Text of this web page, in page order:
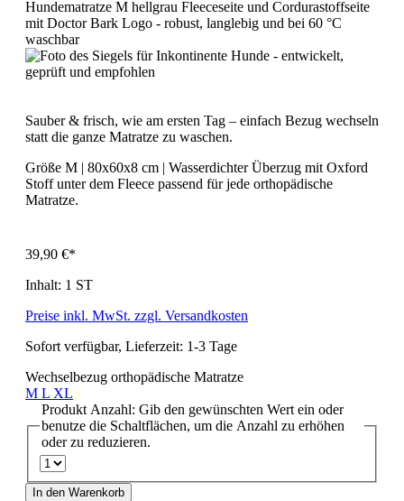
Sauber & frisch, wie am ersten Tag – einfach Bezug wechseln
statt die ganze Matratze zu waschen.
Größe M | 80x60x8 cm | Wasserdichter Überzug mit Oxford
Stoff unter dem Fleece passend für jede orthopädische
Matratze.
39,90 €*
Inhalt: 1 ST
Preise inkl. MwSt. zzgl. Versandkosten
Sofort verfügbar, Lieferzeit: 1-3 Tage
Wechselbezug orthopädische Matratze
M L XL
Produkt Anzahl: Gib den gewünschten Wert ein oder
benutze die Schaltflächen, um die Anzahl zu erhöhen
oder zu reduzieren.
In den Warenkorb